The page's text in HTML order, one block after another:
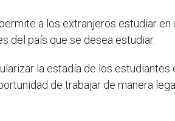
a los extranjeros estudiar
del país que se desea estudiar.
la estadía de los
de trabajar de manera